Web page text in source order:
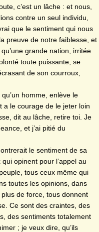
c’est un lâche : et nous,
contre un seul individu,
que le sentiment qui nous
preuve de notre faiblesse, et
grande nation, irritée
toute puissante, se
de son courroux,
homme, enlève le
a le courage de le jeter loin
dit au lâche, retire toi. Je
et j’ai pitié du
le sentiment de sa
opinent pour l’appel au
tous ceux même qui
toutes les opinions, dans
de force, tous donnent
Ce sont des craintes, des
des sentiments totalement
; je veux dire, qu’ils